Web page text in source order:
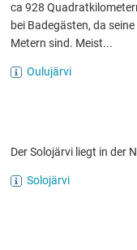
ca 928
bei Badegästen, da
Metern sind. Meist...
Oulujärvi
Der Solojärvi liegt in der
Solojärvi